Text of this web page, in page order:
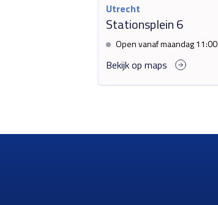
Utrecht
Stationsplein 6
Open vanaf maandag 11:00
Bekijk op maps